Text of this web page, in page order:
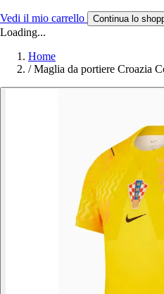
Vedi il mio carrello Continua lo
Loading...
Home
/ Maglia da portiere Croazia